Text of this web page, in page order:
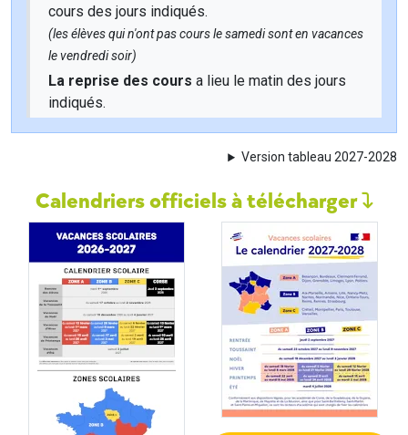
cours des jours indiqués.
(les élèves qui n'ont pas cours le samedi sont en vacances
le vendredi soir)
La reprise des cours a lieu le matin des jours
indiqués.
Version tableau 2027-2028
Calendriers officiels à télécharger